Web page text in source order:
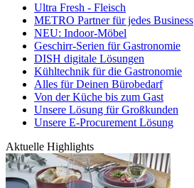
Ultra Fresh - Fleisch
METRO Partner für jedes Business
NEU: Indoor-Möbel
Geschirr-Serien für Gastronomie
DISH digitale Lösungen
Kühltechnik für die Gastronomie
Alles für Deinen Bürobedarf
Von der Küche bis zum Gast
Unsere Lösung für Großkunden
Unsere E-Procurement Lösung
Aktuelle Highlights